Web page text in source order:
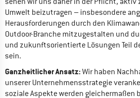
Umwelt beizutragen – insbesondere
Herausforderungen durch den
Outdoor-Branche mitzugestalten und
und zukunftsorientierte Lösungen Teil
sein.
Ganzheitlicher Ansatz: Wir haben
unserer Unternehmensstrategie
soziale Aspekte werden gleichermaßen